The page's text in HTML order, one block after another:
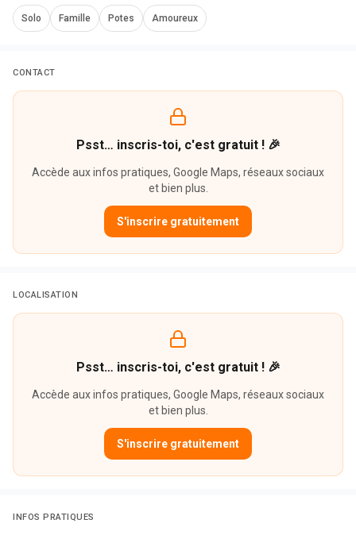
Solo Famille Potes Amoureux
CONTACT
Psst… inscris-toi, c'est gratuit ! 🎉
Accède aux infos pratiques, Google Maps, réseaux sociaux
et bien plus.
S'inscrire gratuitement
LOCALISATION
Psst… inscris-toi, c'est gratuit ! 🎉
Accède aux infos pratiques, Google Maps, réseaux sociaux
et bien plus.
S'inscrire gratuitement
INFOS PRATIQUES